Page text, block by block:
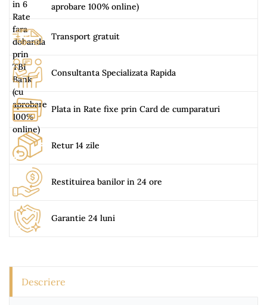
aprobare 100% online)
Transport gratuit
Consultanta Specializata Rapida
Plata in Rate fixe prin Card de cumparaturi
Retur 14 zile
Restituirea banilor in 24 ore
Garantie 24 luni
Descriere